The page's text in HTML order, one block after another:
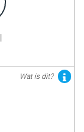
Wat is dit?